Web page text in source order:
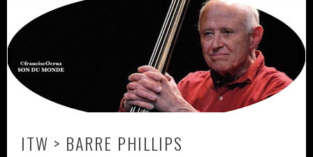
ITW > BARRE PHILLIPS